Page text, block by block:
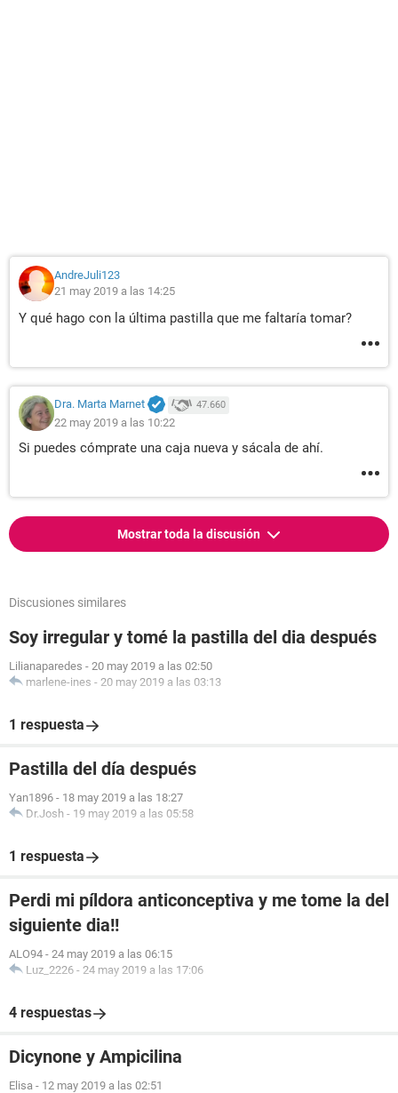
AndreJuli123
21 may 2019 a las 14:25
Y qué hago con la última pastilla que me faltaría tomar?
Dra. Marta Marnet 47.660
22 may 2019 a las 10:22
Si puedes cómprate una caja nueva y sácala de ahí.
Mostrar toda la discusión
Discusiones similares
Soy irregular y tomé la pastilla del dia después
Lilianaparedes - 20 may 2019 a las 02:50
marlene-ines - 20 may 2019 a las 03:13
1 respuesta
Pastilla del día después
Yan1896 - 18 may 2019 a las 18:27
Dr.Josh - 19 may 2019 a las 05:58
1 respuesta
Perdi mi píldora anticonceptiva y me tome la del
siguiente dia!!
ALO94 - 24 may 2019 a las 06:15
Luz_2226 - 24 may 2019 a las 17:06
4 respuestas
Dicynone y Ampicilina
Elisa - 12 may 2019 a las 02:51